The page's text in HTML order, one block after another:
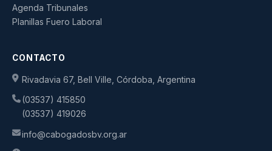
Agenda Tribunales
Planillas Fuero Laboral
CONTACTO
Rivadavia 67, Bell Ville, Córdoba, Argentina
(03537) 415850
(03537) 419026
info@cabogadosbv.org.ar